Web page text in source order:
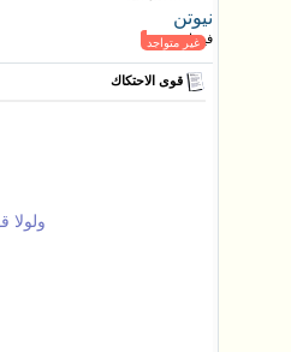
نيوتن
غير متواجد
فيزيائي قدير
قوى الاحتكاك
ولولا